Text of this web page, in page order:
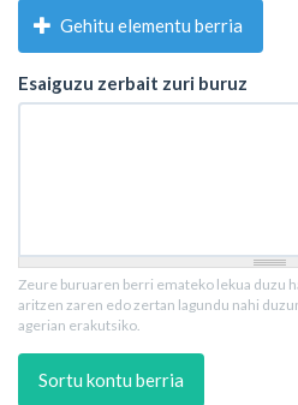
Gehitu elementu berria
Esaiguzu zerbait zuri buruz
Zeure buruaren berri emateko lekua duzu
aritzen zaren edo zertan lagundu nahi
agerian erakutsiko.
Sortu kontu berria